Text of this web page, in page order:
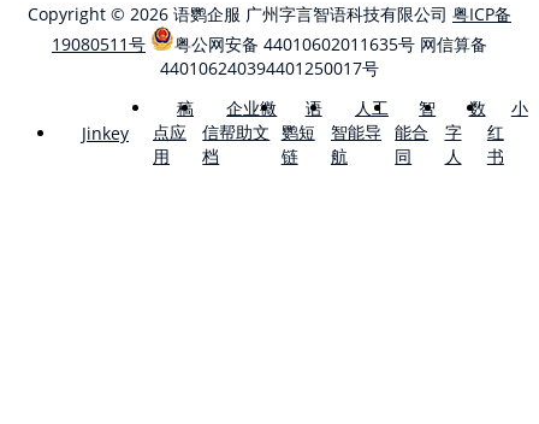
Copyright © 2026 语鹦企服 广州字言智语科技有限公司 粤ICP备
19080511号
粤公网安备 44010602011635号 网信算备
440106240394401250017号
Jinkey
稿
点应
用
企业微
信帮助文
档
语
鹦短
链
人工
智能导
航
智
能合
同
数
字
人
小
红
书